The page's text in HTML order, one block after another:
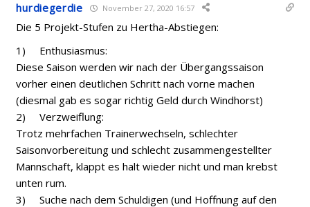
hurdiegerdie November 27, 2020 16:57
Die 5 Projekt-Stufen zu Hertha-Abstiegen:
1) Enthusiasmus:
Diese Saison werden wir nach der Übergangssaison
vorher einen deutlichen Schritt nach vorne machen
(diesmal gab es sogar richtig Geld durch Windhorst)
2) Verzweiflung:
Trotz mehrfachen Trainerwechseln, schlechter
Saisonvorbereitung und schlecht zusammengestellter
Mannschaft, klappt es halt wieder nicht und man krebst
unten rum.
3) Suche nach dem Schuldigen (und Hoffnung auf den